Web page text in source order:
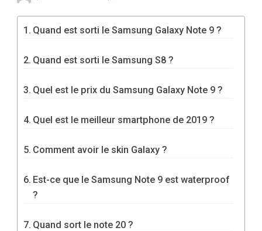
Quand est sorti le Samsung Galaxy Note 9 ?
Quand est sorti le Samsung S8 ?
Quel est le prix du Samsung Galaxy Note 9 ?
Quel est le meilleur smartphone de 2019 ?
Comment avoir le skin Galaxy ?
Est-ce que le Samsung Note 9 est waterproof
?
Quand sort le note 20 ?